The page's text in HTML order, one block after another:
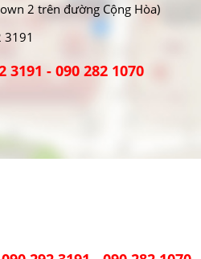
2 trên đường Cộng Hòa)
- 090 282 1070